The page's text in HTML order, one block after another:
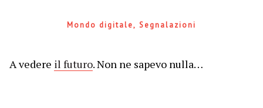
Mondo digitale Segnalazioni
A vedere il futuro. Non ne sapevo nulla…